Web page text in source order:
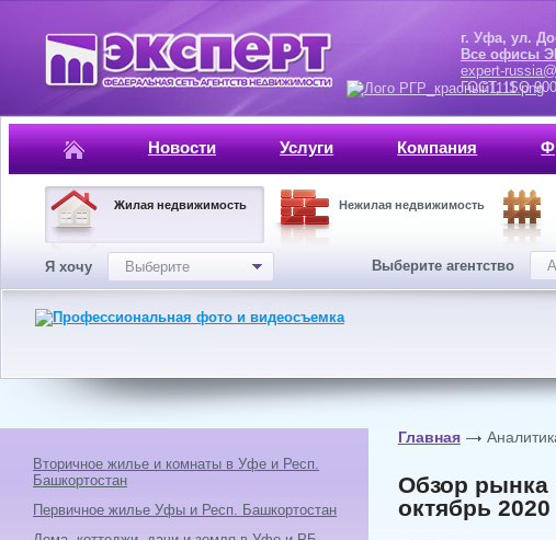
г. Уфа, ул.
Все офисы
expert-
ГОСТ, ISO 9001-
Новости Услуги Компания
Жилая недвижимость Нежилая недвижимость
Я хочу Выберите Выберите агентство
Главная
Обзор рынка
октябрь
Вторичное жилье и комнаты в Уфе и Респ.
Башкортостан
Первичное жилье Уфы и Респ. Башкортостан